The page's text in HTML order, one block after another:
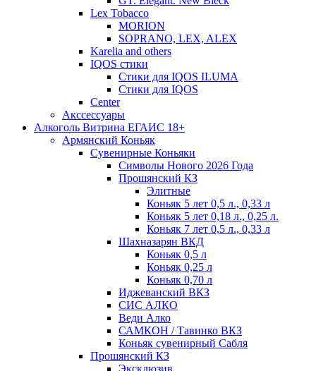
Lex Tobacco
MORION
SOPRANO, LEX, ALEX
Karelia and others
IQOS стики
Стики для IQOS ILUMA
Стики для IQOS
Сenter
Акссессуары
Алкоголь Витрина ЕГАИС 18+
Армянский Коньяк
Сувенирные Коньяки
Символы Нового 2026 Года
Прошянский КЗ
Элитные
Коньяк 5 лет 0,5 л., 0,33 л
Коньяк 5 лет 0,18 л., 0,25 л.
Коньяк 7 лет 0,5 л., 0,33 л
Шахназарян ВКД
Коньяк 0,5 л
Коньяк 0,25 л
Коньяк 0,70 л
Иджеванский ВКЗ
СИС АЛКО
Веди Алко
САМКОН / Тавинко ВКЗ
Коньяк сувенирный Сабля
Прошянский КЗ
Эксклюзив